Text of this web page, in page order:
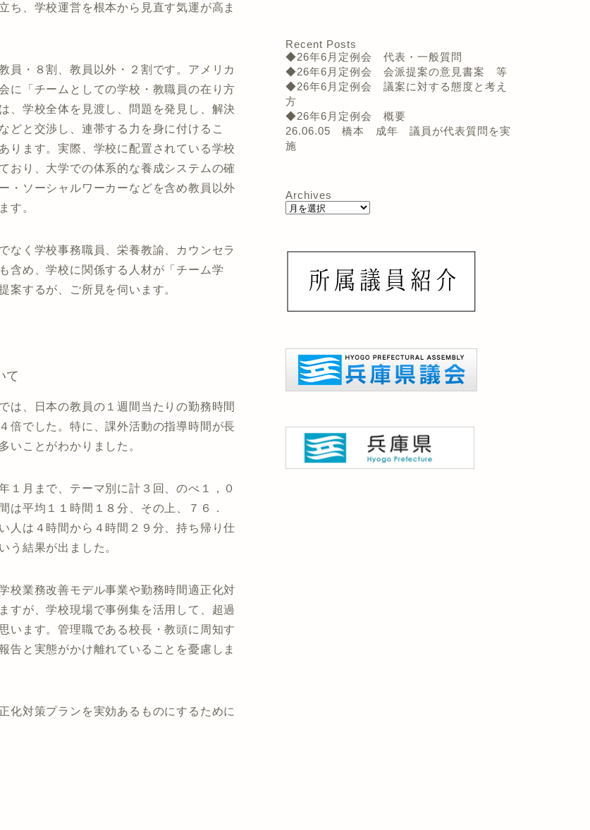
ち、学校運営を根本から見直す気運が高ま
員・８割、教員以外・２割です。アメリカ
に「チームとしての学校・教職員の在り方
、学校全体を見渡し、問題を発見し、解決
どと交渉し、連帯する力を身に付けるこ
ります。実際、学校に配置されている学校
おり、大学での体系的な養成システムの確
・ソーシャルワーカーなどを含め教員以外
す。
なく学校事務職員、栄養教諭、カウンセラ
含め、学校に関係する人材が「チーム学
案するが、ご所見を伺います。
て
は、日本の教員の１週間当たりの勤務時間
倍でした。特に、課外活動の指導時間が長
いことがわかりました。
１月まで、テーマ別に計３回、のべ１，０
は平均１１時間１８分、その上、７６．
人は４時間から４時間２９分、持ち帰り仕
う結果が出ました。
校業務改善モデル事業や勤務時間適正化対
すが、学校現場で事例集を活用して、超過
います。管理職である校長・教頭に周知す
告と実態がかけ離れていることを憂慮しま
化対策プランを実効あるものにするために
Recent Posts
◆26年6月定例会 代表・一般質問
◆26年6月定例会 会派提案の意見書案 等
◆26年6月定例会 議案に対する態度と考え
方
◆26年6月定例会 概要
26.06.05 橋本 成年 議員が代表質問を実
施
Archives